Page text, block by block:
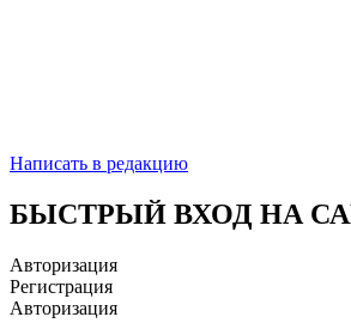
Написать в редакцию
БЫСТРЫЙ ВХОД НА
Авторизация
Регистрация
Авторизация